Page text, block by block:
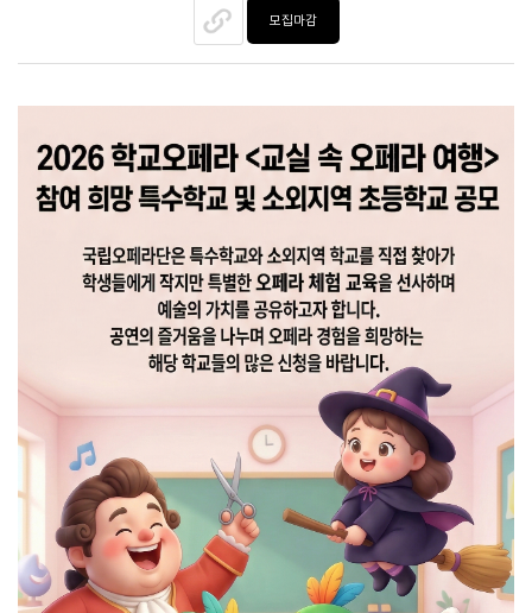
모집마감